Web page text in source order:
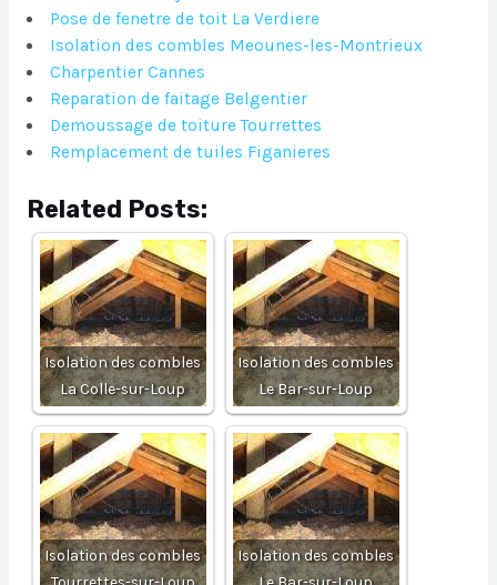
Pose de fenetre de toit La Verdiere
Isolation des combles Meounes-les-Montrieux
Charpentier Cannes
Reparation de faitage Belgentier
Demoussage de toiture Tourrettes
Remplacement de tuiles Figanieres
Related Posts:
Isolation des combles
La Colle-sur-Loup
Isolation des combles
Le Bar-sur-Loup
Isolation des combles
Isolation des combles